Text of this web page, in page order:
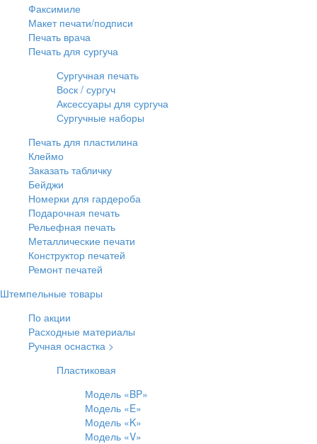
Факсимиле
Макет печати/подписи
Печать врача
Печать для сургуча
Сургучная печать
Воск / сургуч
Аксессуары для сургуча
Сургучные наборы
Печать для пластилина
Клеймо
Заказать табличку
Бейджи
Номерки для гардероба
Подарочная печать
Рельефная печать
Металлические печати
Конструктор печатей
Ремонт печатей
Штемпельные товары
По акции
Расходные материалы
Ручная оснастка >
Пластиковая
Модель «BP»
Модель «E»
Модель «K»
Модель «V»